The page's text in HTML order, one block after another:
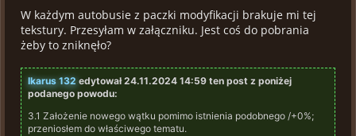
W każdym autobusie z paczki modyfikacji brakuje mi tej
tekstury. Przesyłam w załączniku. Jest coś do pobrania
żeby to zniknęło?
Ikarus 132 edytował 24.11.2024 14:59 ten post z poniżej
podanego powodu:
3.1 Założenie nowego wątku pomimo istnienia podobnego /+0%;
przeniosłem do właściwego tematu.